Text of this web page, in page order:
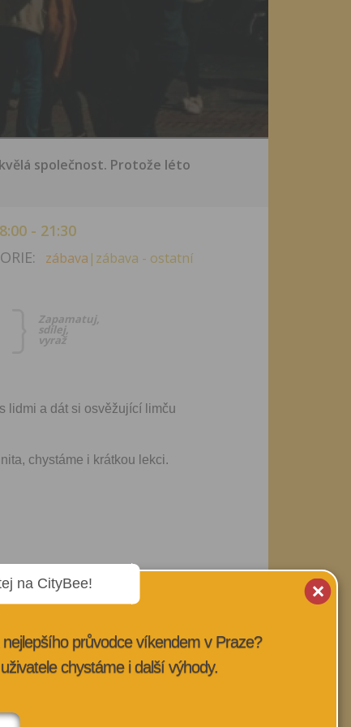
společnost. Protože léto
- 21:30
zábava |zábava - ostatní
Zapamatuj,
sdílej,
vyraž
lidmi a dát si osvěžující limču
chystáme i krátkou lekci.
na CityBee!
průvodce víkendem v Praze?
chystáme i další výhody.